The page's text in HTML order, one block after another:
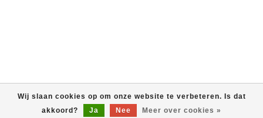
Wij slaan cookies op om onze website te verbeteren. Is dat
akkoord?
Ja Nee Meer over cookies »